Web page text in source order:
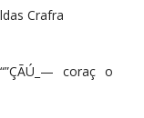
Crafra
“”ÇÃÚ_— coraç o